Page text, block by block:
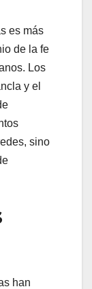
es más
de la fe
Los
y el
sino
han